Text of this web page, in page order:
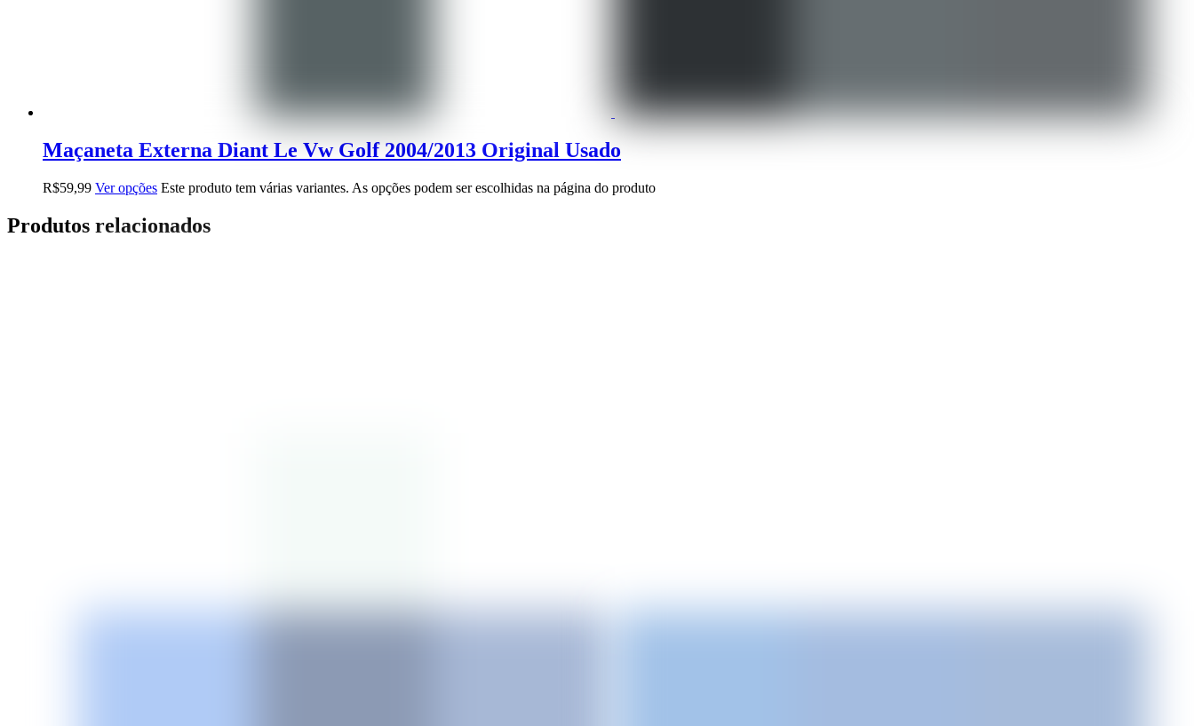
Maçaneta Externa Diant Le Vw Golf 2004/2013 Original Usado
R$59,99 Ver opções Este produto tem várias variantes. As opções podem ser escolhidas na página do produto
Produtos relacionados